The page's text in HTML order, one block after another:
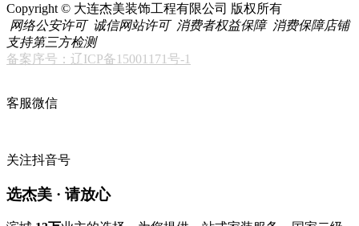
Copyright © 大连杰美装饰工程有限公司 版权所有
网络公安许可 诚信网站许可 消费者权益保障 消费保障店铺
支持第三方检测
备案序号：辽ICP备15001171号-1
客服微信
关注抖音号
选杰美 · 请放心